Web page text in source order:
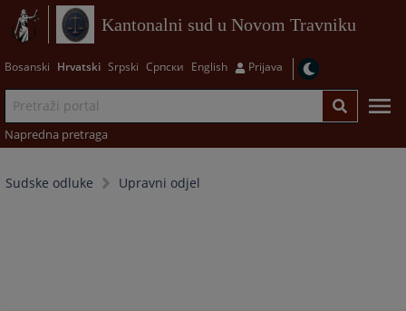
Kantonalni sud u Novom Travniku
Bosanski Hrvatski Srpski Српски English Prijava
Napredna pretraga
Sudske odluke Upravni odjel